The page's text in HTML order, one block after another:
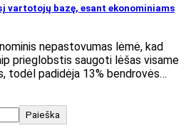
vartotojų bazę, esant ekonominiams
nepastovumas lėmė, kad
prieglobstis saugoti lėšas visame
todėl padidėja 13% bendrovės…
Paieška